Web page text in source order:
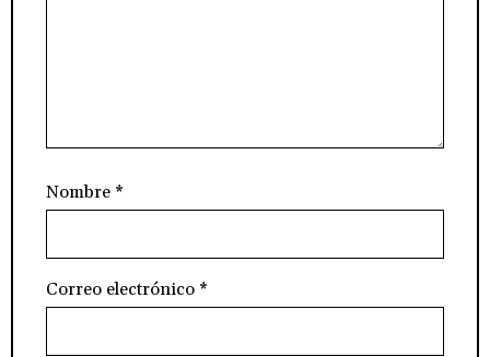
Nombre *
Correo electrónico *